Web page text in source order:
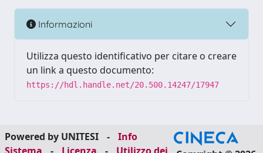
Informazioni
Utilizza questo identificativo per citare o creare
un link a questo documento:
https://hdl.handle.net/20.500.14247/17947
Powered by UNITESI -
Info